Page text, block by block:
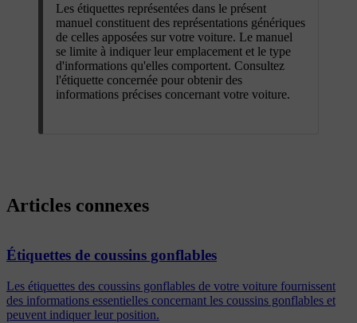
Les étiquettes représentées dans le présent
manuel constituent des représentations génériques
de celles apposées sur votre voiture. Le manuel
se limite à indiquer leur emplacement et le type
d'informations qu'elles comportent. Consultez
l'étiquette concernée pour obtenir des
informations précises concernant votre voiture.
Articles connexes
Étiquettes de coussins gonflables
Les étiquettes des coussins gonflables de votre voiture fournissent
des informations essentielles concernant les coussins gonflables et
peuvent indiquer leur position.